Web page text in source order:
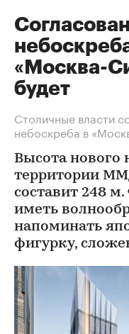
«Москва-
будет
Столичные власти
небоскреба в
Высота нового
территории
составит 248
иметь
напоминать
фигурку,